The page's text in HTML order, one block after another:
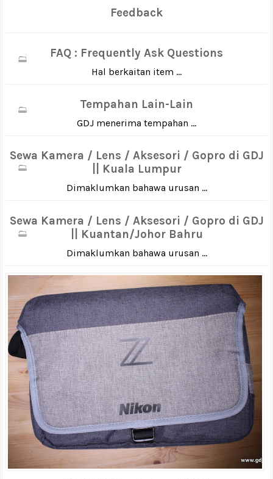
Feedback
FAQ : Frequently Ask Questions
Hal berkaitan item ...
Tempahan Lain-Lain
GDJ menerima tempahan ...
Sewa Kamera / Lens / Aksesori / Gopro di GDJ
|| Kuala Lumpur
Dimaklumkan bahawa urusan ...
Sewa Kamera / Lens / Aksesori / Gopro di GDJ
|| Kuantan/Johor Bahru
Dimaklumkan bahawa urusan ...